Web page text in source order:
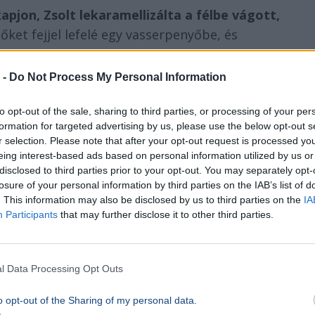
- Do Not Process My Personal Information
opt-out of the sale, sharing to third parties, or processing of your
for targeted advertising by us, please use the below opt-out
selection. Please note that after your opt-out request is processed
interest-based ads based on personal information utilized by us
to third parties prior to your opt-out. You may separately
of your personal information by third parties on the IAB’s list of
This information may also be disclosed by us to third parties on the
Participants that may further disclose it to other third parties.
Data Processing Opt Outs
opt-out of the Sharing of my personal data.
Zsolt lekaramellizálta a félbe vágott,
fejjel lefelé egy vasserpenyőbe, és
Szerintea karamellizáláshoz az a